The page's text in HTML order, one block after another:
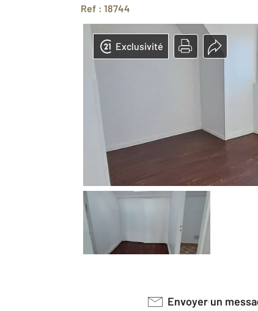
Ref : 18744
Exclusivité
Envoyer un